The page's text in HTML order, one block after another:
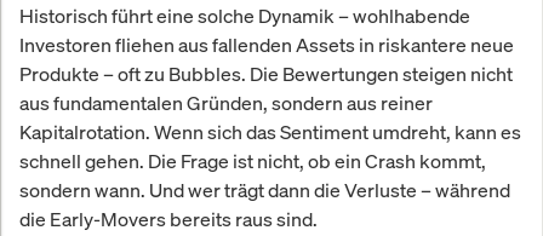
Historisch führt eine solche Dynamik – wohlhabende
Investoren fliehen aus fallenden Assets in riskantere neue
Produkte – oft zu Bubbles. Die Bewertungen steigen nicht
aus fundamentalen Gründen, sondern aus reiner
Kapitalrotation. Wenn sich das Sentiment umdreht, kann es
schnell gehen. Die Frage ist nicht, ob ein Crash kommt,
sondern wann. Und wer trägt dann die Verluste – während
die Early-Movers bereits raus sind.